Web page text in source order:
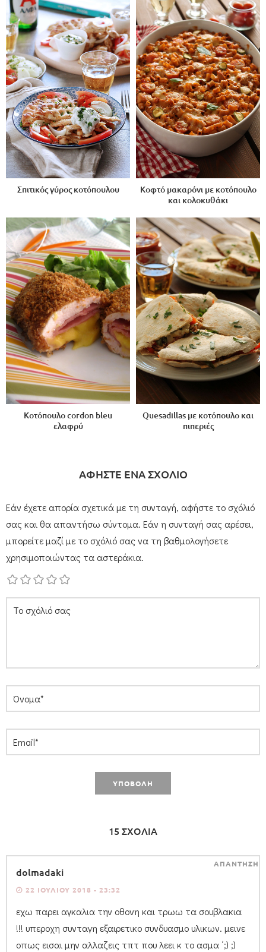
Σπιτικός γύρος κοτόπουλου
Κοφτό μακαρόνι με κοτόπουλο
και κολοκυθάκι
Κοτόπουλο cordon bleu
ελαφρύ
Quesadillas με κοτόπουλο και
πιπεριές
ΑΦΗΣΤΕ ΕΝΑ ΣΧΟΛΙΟ
Εάν έχετε απορία σχετικά με τη συνταγή, αφήστε το σχόλιό
σας και θα απαντήσω σύντομα. Εάν η συνταγή σας αρέσει,
μπορείτε μαζί με το σχόλιό σας να τη βαθμολογήσετε
χρησιμοποιώντας τα αστεράκια.
15 ΣΧΟΛΙΑ
dolmadaki
22 ΙΟΥΛΊΟΥ 2018 - 23:32
εχω παρει αγκαλια την οθονη και τρωω τα σουβλακια
!!! υπεροχη συνταγη εξαιρετικο συνδυασμο υλικων. μεινε
οπως εισαι μην αλλαζεις τπτ που λεει κ το ασμα ΄;) ;)
ΑΠΑΝΤΗΣΗ